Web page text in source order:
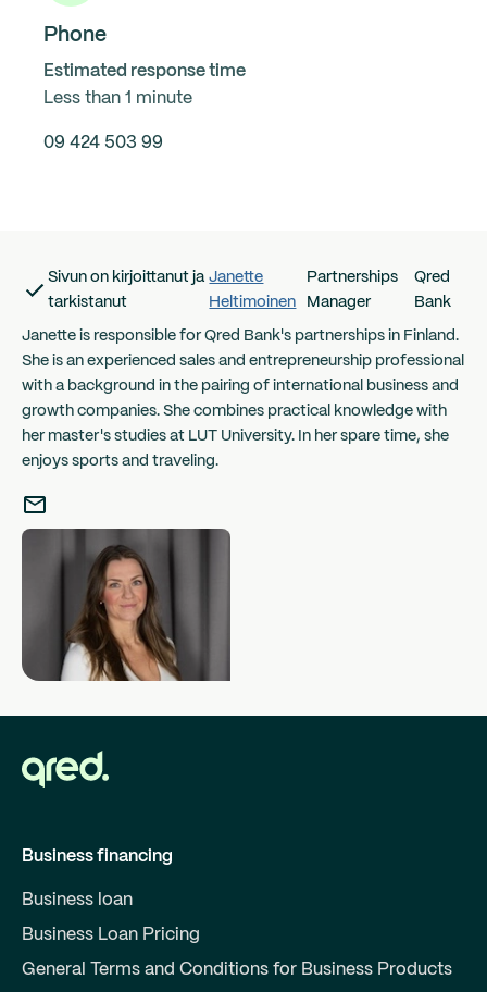
Phone
Estimated response time
Less than 1 minute
09 424 503 99
Sivun on kirjoittanut ja
tarkistanut
Janette
Heltimoinen
Partnerships
Manager
Qred
Bank
Janette is responsible for Qred Bank's partnerships in Finland.
She is an experienced sales and entrepreneurship professional
with a background in the pairing of international business and
growth companies. She combines practical knowledge with
her master's studies at LUT University. In her spare time, she
enjoys sports and traveling.
Business financing
Business loan
Business Loan Pricing
General Terms and Conditions for Business Products